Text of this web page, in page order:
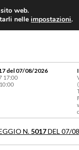
del 07/08/2026
17:00
N. 5017DEL 07/
web.
nelleimpostazioni.